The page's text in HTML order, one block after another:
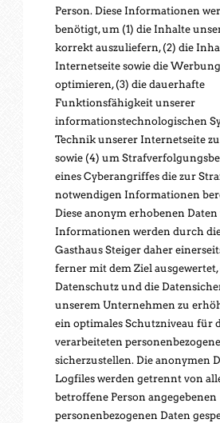
Person. Diese Informationen
benötigt, um (1) die Inhalte
korrekt auszuliefern, (2) die
Internetseite sowie die
optimieren, (3) die dauerhafte
Funktionsfähigkeit unserer
informationstechnologischen
Technik unserer Internetseite
sowie (4) um
eines Cyberangriffes die zur
notwendigen Informationen
Diese anonym erhobenen
Informationen werden durch
Gasthaus Steiger daher
ferner mit dem Ziel ausgewertet,
Datenschutz und die
unserem Unternehmen zu
ein optimales Schutzniveau für
verarbeiteten
sicherzustellen. Die anonymen
Logfiles werden getrennt von
betroffene Person angegebenen
personenbezogenen Daten